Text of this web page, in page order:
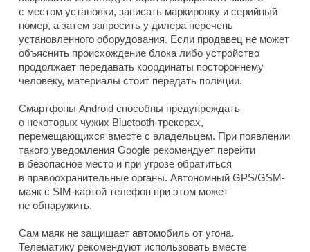
с местом установки, записать маркировку и серийный
номер, а затем запросить у дилера перечень
установленного оборудования. Если продавец не может
объяснить происхождение блока либо устройство
продолжает передавать координаты постороннему
человеку, материалы стоит передать полиции.
Смартфоны Android способны предупреждать
о некоторых чужих Bluetooth-трекерах,
перемещающихся вместе с владельцем. При появлении
такого уведомления Google рекомендует перейти
в безопасное место и при угрозе обратиться
в правоохранительные органы. Автономный GPS/GSM-
маяк с SIM-картой телефон при этом может
не обнаружить.
Сам маяк не защищает автомобиль от угона.
Телематику рекомендуют использовать вместе